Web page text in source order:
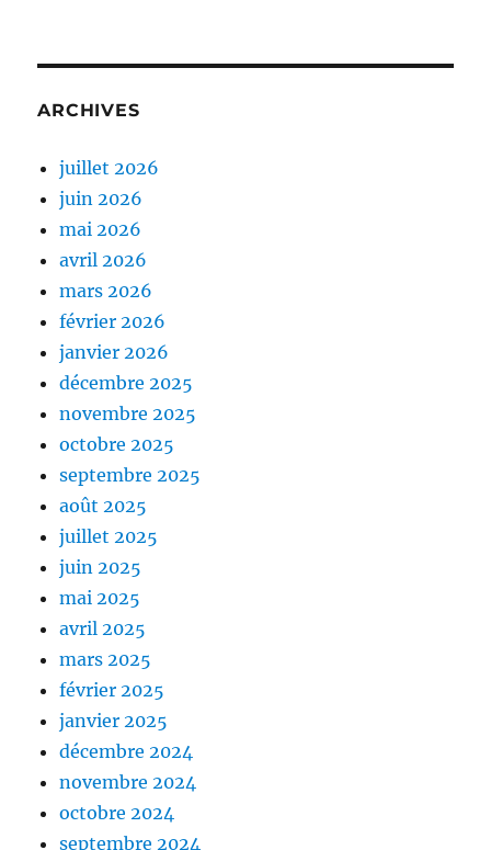
ARCHIVES
juillet 2026
juin 2026
mai 2026
avril 2026
mars 2026
février 2026
janvier 2026
décembre 2025
novembre 2025
octobre 2025
septembre 2025
août 2025
juillet 2025
juin 2025
mai 2025
avril 2025
mars 2025
février 2025
janvier 2025
décembre 2024
novembre 2024
octobre 2024
septembre 2024